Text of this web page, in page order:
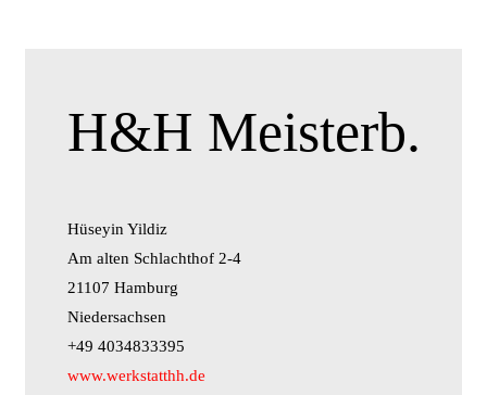
H&H Meisterb.
Hüseyin Yildiz
Am alten Schlachthof 2-4
21107 Hamburg
Niedersachsen
+49 4034833395
www.werkstatthh.de